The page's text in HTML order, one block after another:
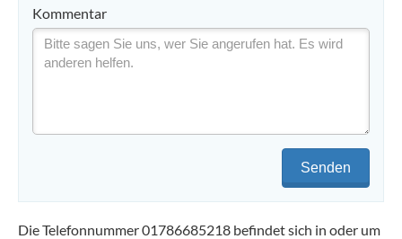
Kommentar
Senden
Die Telefonnummer 01786685218 befindet sich in oder um